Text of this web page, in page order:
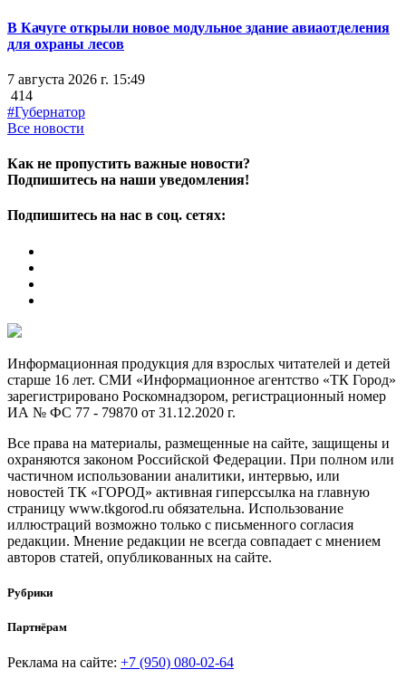
В Качуге открыли новое модульное здание авиаотделения
для охраны лесов
7 августа 2026 г. 15:49
414
#Губернатор
Все новости
Как не пропустить важные новости?
Подпишитесь на наши уведомления!
Подпишитесь на нас в соц. сетях:
Информационная продукция для взрослых читателей и детей
старше 16 лет. СМИ «Информационное агентство «ТК Город»
зарегистрировано Роскомнадзором, регистрационный номер
ИА № ФС 77 - 79870 от 31.12.2020 г.
Все права на материалы, размещенные на сайте, защищены и
охраняются законом Российской Федерации. При полном или
частичном использовании аналитики, интервью, или
новостей ТК «ГОРОД» активная гиперссылка на главную
страницу www.tkgorod.ru обязательна. Использование
иллюстраций возможно только с письменного согласия
редакции. Мнение редакции не всегда совпадает с мнением
авторов статей, опубликованных на сайте.
Рубрики
Партнёрам
Реклама на сайте: +7 (950) 080-02-64